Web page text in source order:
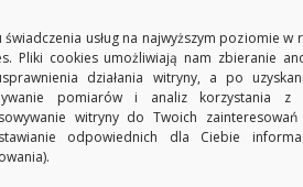
świadczenia usług na najwyższym poziomie
Pliki cookies umożliwiają nam zbieranie
działania witryny, a po
pomiarów i analiz korzystania z
witryny do Twoich
odpowiednich dla Ciebie